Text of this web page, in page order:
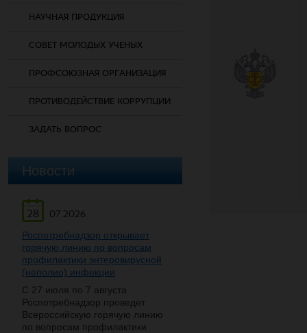
НАУЧНАЯ ПРОДУКЦИЯ
СОВЕТ МОЛОДЫХ УЧЕНЫХ
ПРОФСОЮЗНАЯ ОРГАНИЗАЦИЯ
ПРОТИВОДЕЙСТВИЕ КОРРУПЦИИ
ЗАДАТЬ ВОПРОС
Новости
28
07.2026
Роспотребнадзор открывает
горячую линию по вопросам
профилактики энтеровирусной
(неполио) инфекции
С 27 июля по 7 августа
Роспотребнадзор проведет
Всероссийскую горячую линию
по вопросам профилактики